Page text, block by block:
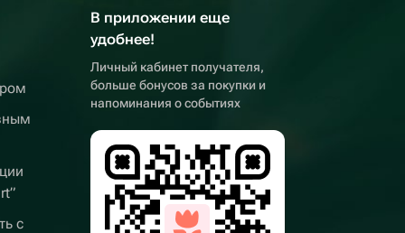
с
В приложении еще
удобнее!
Личный кабинет получателя,
больше бонусов за покупки и
напоминания о событиях